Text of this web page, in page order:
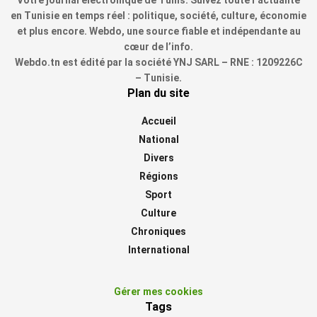
en Tunisie en temps réel : politique, société, culture, économie
et plus encore. Webdo, une source fiable et indépendante au
cœur de l’info.
Webdo.tn est édité par la société YNJ SARL – RNE : 1209226C
– Tunisie.
Plan du site
Accueil
National
Divers
Régions
Sport
Culture
Chroniques
International
Gérer mes cookies
Tags